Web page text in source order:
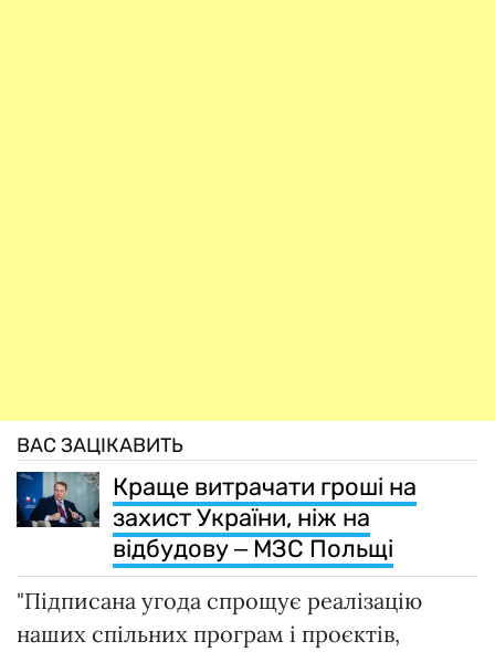
ВАС ЗАЦІКАВИТЬ
Краще витрачати гроші на
захист України, ніж на
відбудову ‒ МЗС Польщі
"Підписана угода спрощує реалізацію
наших спільних програм і проєктів,